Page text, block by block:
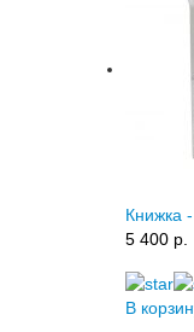
Книжка
5 400 p.
В